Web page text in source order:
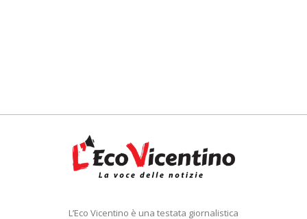
L’Eco Vicentino è una testata giornalistica